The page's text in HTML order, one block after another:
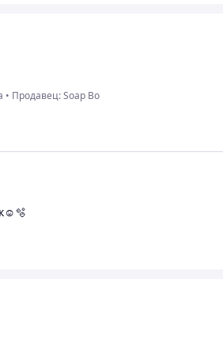
• Продавец: Soap Bo